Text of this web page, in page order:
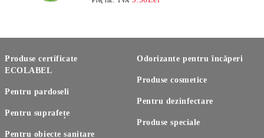
Produse certificate
ECOLABEL
Pentru pardoseli
Pentru suprafețe
Pentru obiecte sanitare
Odorizante pentru încăperi
Produse cosmetice
Pentru dezinfectare
Produse speciale